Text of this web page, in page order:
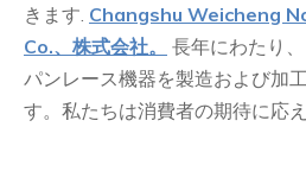
きます. Changshu Weicheng
Co.、株式会社。
長年にわたり
パンレース機器を製造および加
す。私たちは消費者の期待に応